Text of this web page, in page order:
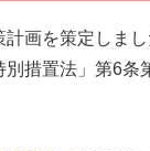
計画を策定しま
措置法」第6条